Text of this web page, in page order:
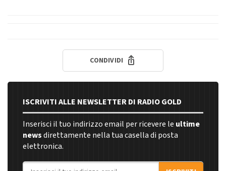
CONDIVIDI
ISCRIVITI ALLE NEWSLETTER DI RADIO GOLD
Inserisci il tuo indirizzo email per ricevere le ultime
newsdirettamente nella tua casella di posta
elettronica.
Indirizzo email